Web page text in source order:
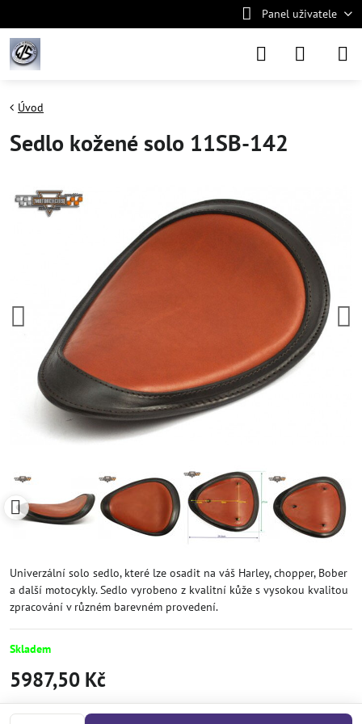
Panel uživatele
Úvod
Sedlo kožené solo 11SB-142
Univerzální solo sedlo, které lze osadit na váš Harley, chopper, Bober
a další motocykly. Sedlo vyrobeno z kvalitní kůže s vysokou kvalitou
zpracování v různém barevném provedení.
Skladem
5987,50 Kč